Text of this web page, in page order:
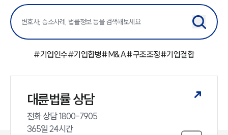
#기업인수#기업합병#M&A#구조조정#기업결합
대륜법률 상담
전화 상담 1800-7905
365일 24시간